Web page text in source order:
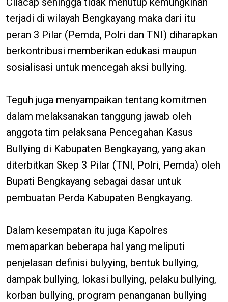
terjadi di wilayah Bengkayang maka dari itu
peran 3 Pilar (Pemda, Polri dan TNI) diharapkan
berkontribusi memberikan edukasi maupun
sosialisasi untuk mencegah aksi bullying.
Teguh juga menyampaikan tentang komitmen
dalam melaksanakan tanggung jawab oleh
anggota tim pelaksana Pencegahan Kasus
Bullying di Kabupaten Bengkayang, yang akan
diterbitkan Skep 3 Pilar (TNI, Polri, Pemda) oleh
Bupati Bengkayang sebagai dasar untuk
pembuatan Perda Kabupaten Bengkayang.
Dalam kesempatan itu juga Kapolres
memaparkan beberapa hal yang meliputi
penjelasan definisi bulyying, bentuk bullying,
dampak bullying, lokasi bullying, pelaku bullying,
korban bullying, program penanganan bullying